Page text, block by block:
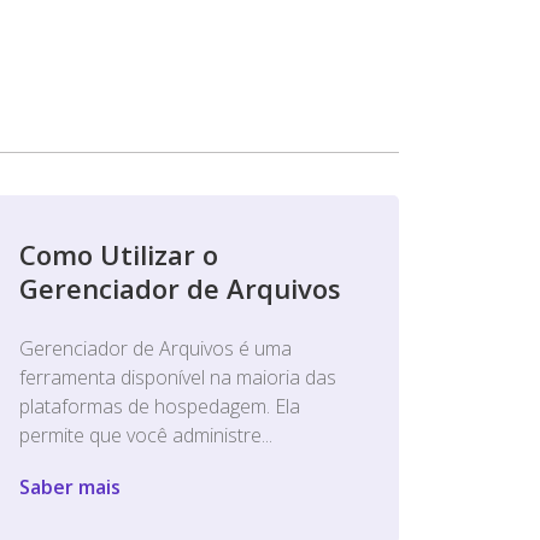
Como Utilizar o
Gerenciador de Arquivos
Gerenciador de Arquivos é uma
ferramenta disponível na maioria das
plataformas de hospedagem. Ela
permite que você administre...
Saber mais